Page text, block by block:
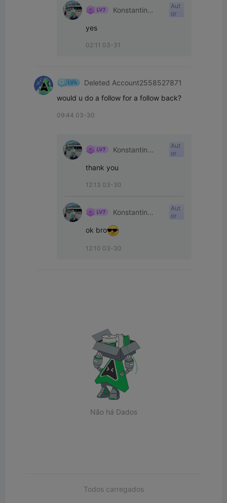
Konstantin
Aut
or
yes
02:11 03-31
Deleted Account2558527871
would u do a follow for a follow back?
09:44 03-30
Konstantin
Aut
or
thank you
12:13 03-30
Konstantin
Aut
or
ok bro
12:10 03-30
Não há Dados
Todos carregados